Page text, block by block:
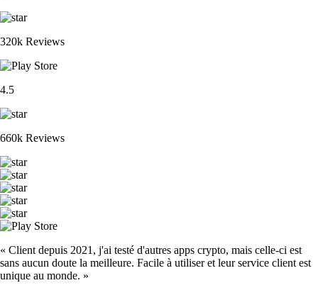
320k Reviews
4.5
660k Reviews
« Client depuis 2021, j'ai testé d'autres apps crypto, mais celle-ci est
sans aucun doute la meilleure. Facile à utiliser et leur service client est
unique au monde. »